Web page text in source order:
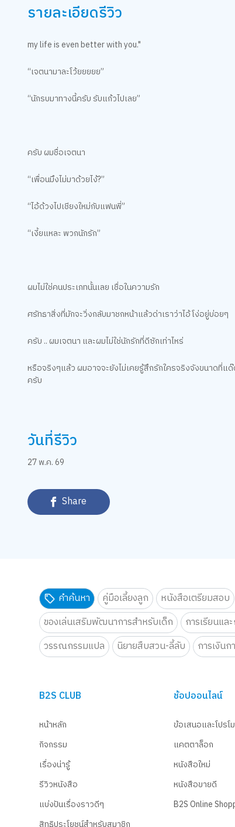
รายละเอียดรีวิว
my life is even better with you."
“เจตนามาละโว้ยยยยย”
“นักรบมาทางนี้ครับ รับแก้วไปเลย”
ครับ ผมชื่อเจตนา
“เพื่อนมึงไม่มาด้วยไง้?”
“ไอ้ด้วงไปเชียงใหม่กับแฟนพี่”
“เงี้ยแหละ พวกนักรัก”
ผมไม่ใช่คนประเภทนั้นเลย เชื่อในความรัก
ศรัทธาสิ่งที่มักจะวิ่งกลับมาชกหน้าแล้วด่าเราว่าไอ้โง่อยู่บ่อยๆ
ครับ .. ผมเจตนา และผมไม่ใช่นักรักที่ดีซักเท่าไหร่
หรือจริงๆแล้ว ผมอาจจะยังไม่เคยรู้สึกรักใครจริงจังขนาดที่
ครับ
วันที่รีวิว
27 พ.ค. 69
Share
คำค้นหา คู่มือเลี้ยงลูก หนังสือเตรียมสอบ
ของเล่นเสริมพัฒนาการสำหรับเด็ก
การเรียนแล
วรรณกรรมแปล
นิยายสืบสวน-ลี้ลับ การเงิน
B2S CLUB
หน้าหลัก
กิจกรรม
เรื่องน่ารู้
รีวิวหนังสือ
แบ่งปันเรื่องราวดีๆ
ช้อปออนไลน์
ข้อเสนอและโปรโ
แคตตาล็อก
หนังสือใหม่
หนังสือขายดี
B2S Online